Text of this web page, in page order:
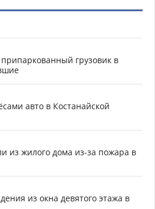
грузовик в
авто в Костанайской
из жилого дома из-за пожара в
из окна девятого этажа в